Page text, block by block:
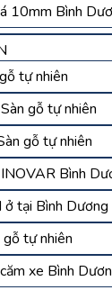
10mm Bình
tự nhiên
gỗ tự nhiên
gỗ tự nhiên
Bình
tại Bình Dương
tự nhiên
xe Bình